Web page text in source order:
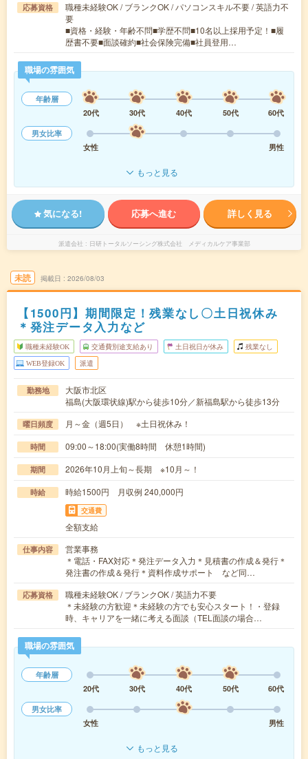
応募資格
職種未経験OK / ブランクOK / パソコンスキル不要 / 英語力不
要
■資格・経験・年齢不問■学歴不問■10名以上採用予定！■履
歴書不要■面談確約■社会保険完備■社員登用…
職場の雰囲気
年齢層
20代
30代 40代 50代
60代
男女比率
女性
男性
もっと見る
気になる! 応募へ進む 詳しく見る
派遣会社 日研トータルソーシング株式会社 メディカルケア事業部
未読 掲載日 2026/08/03
【1500円】期間限定！残業なし〇土日祝休み
＊発注データ入力など
職種未経験OK 交通費別途支給あり 土日祝日が休み 残業なし
WEB登録OK 派遣
勤務地
大阪市北区
福島(大阪環状線)駅から徒歩10分／新福島駅から徒歩13分
曜日頻度 月～金（週5日） ※土日祝休み！
時間 09:00～18:00(実働8時間 休憩1時間)
期間 2026年10月上旬～長期 ※10月～！
時給 時給1500円 月収例 240,000円
交通費
全額支給
仕事内容
営業事務
＊電話・FAX対応＊発注データ入力＊見積書の作成＆発行＊
発注書の作成＆発行＊資料作成サポート など同…
応募資格
職種未経験OK / ブランクOK / 英語力不要
＊未経験の方歓迎＊未経験の方でも安心スタート！・登録
時、キャリアを一緒に考える面談（TEL面談の場合…
職場の雰囲気
年齢層
20代
30代 40代 50代
60代
男女比率
女性
男性
もっと見る